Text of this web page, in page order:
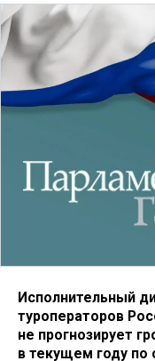
Исполнительный
туроператоров
не прогнозирует
в текущем году по